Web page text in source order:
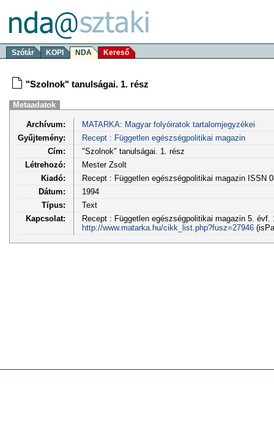
Szótár KOPI NDA Kereső
"Szolnok" tanulságai. 1. rész
Metaadatok
Archívum:
MATARKA: Magyar folyóiratok tartalomjegyzékei
Gyűjtemény:
Recept : Független egészségpolitikai magazin
Cím:
"Szolnok" tanulságai. 1. rész
Létrehozó:
Mester Zsolt
Kiadó:
Recept : Független egészségpolitikai magazin ISSN
Dátum:
1994
Típus:
Text
Kapcsolat:
Recept : Független egészségpolitikai magazin 5. évf.
http://www.matarka.hu/cikk_list.php?fusz=27946